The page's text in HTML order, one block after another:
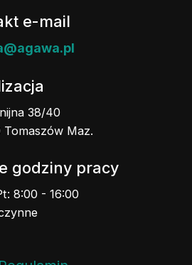
e-mail
38/40
Maz.
godziny pracy
8:00 - 16:00